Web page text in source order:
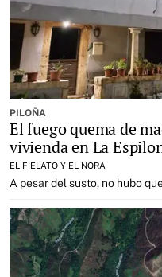
PILOÑA
El fuego quema de
vivienda en La
EL FIELATO Y EL NORA
A pesar del susto, no hubo